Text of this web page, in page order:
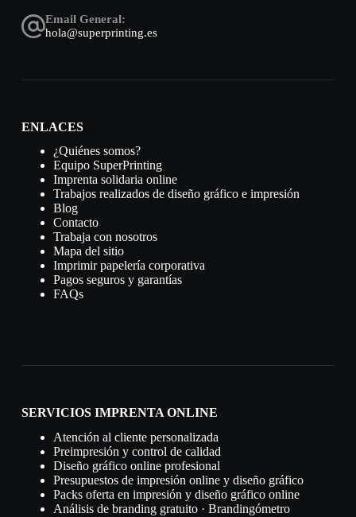
Email General:
hola@superprinting.es
ENLACES
¿Quiénes somos?
Equipo SuperPrinting
Imprenta solidaria online
Trabajos realizados de diseño gráfico e impresión
Blog
Contacto
Trabaja con nosotros
Mapa del sitio
Imprimir papelería corporativa
Pagos seguros y garantías
FAQs
SERVICIOS IMPRENTA ONLINE
Atención al cliente personalizada
Preimpresión y control de calidad
Diseño gráfico online profesional
Presupuestos de impresión online y diseño gráfico
Packs oferta en impresión y diseño gráfico online
Análisis de branding gratuito · Brandingómetro